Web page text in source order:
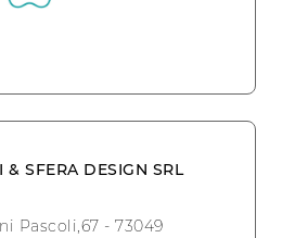
& SFERA DESIGN SRL
Pascoli,67 - 73049